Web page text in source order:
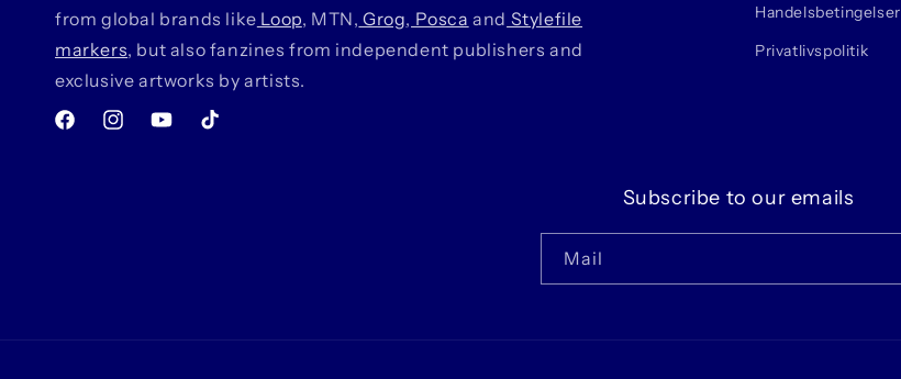
from global brands like Loop, MTN, Grog, Posca and Stylefile
markers, but also fanzines from independent publishers and
exclusive artworks by artists.
FacebookInstagramYouTubeTikTok
Handelsbetingelser
Privatlivspolitik
Subscribe to our emails
Mail